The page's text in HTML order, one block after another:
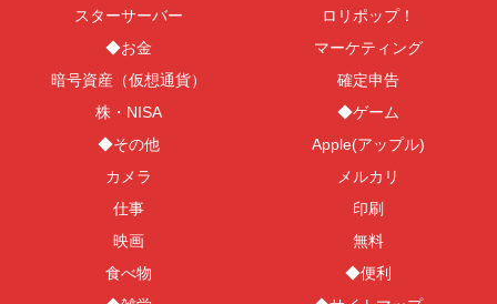
スターサーバー
ロリポップ！
◆お金
マーケティング
暗号資産（仮想通貨）
確定申告
株・NISA
◆ゲーム
◆その他
Apple(アップル)
カメラ
メルカリ
仕事
印刷
映画
無料
食べ物
◆便利